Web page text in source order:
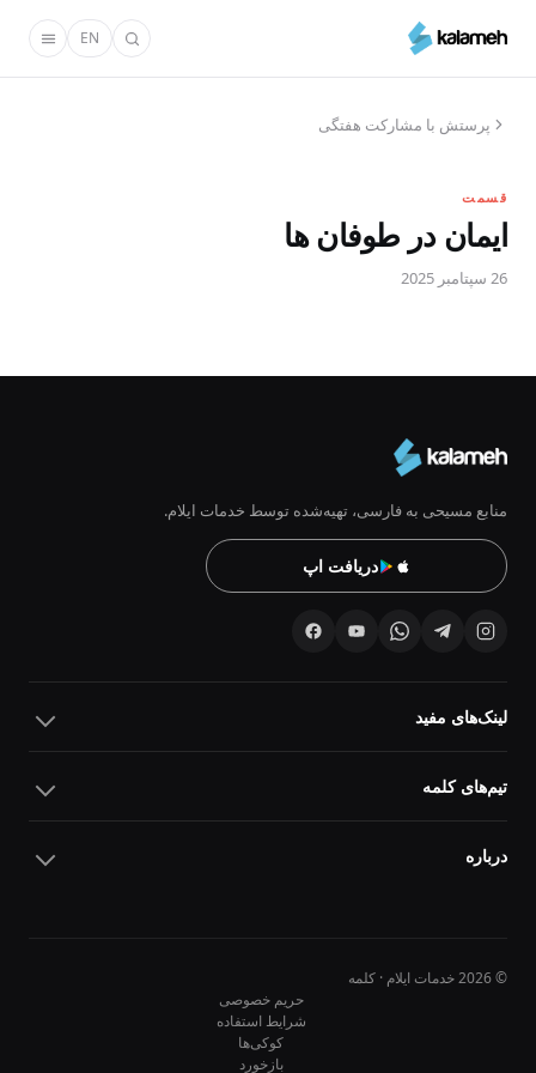
محتوای
EN
پرستش با مشارکت هفتگی
قسمت
ایمان در طوفان ها
26 سپتامبر 2025
منابع مسیحی به فارسی، تهیه‌شده توسط خدمات ایلام.
دریافت اپ
لینک‌های مفید
تیم‌های کلمه
درباره
© 2026 خدمات ایلام · کلمه
حریم خصوصی
شرایط استفاده
کوکی‌ها
بازخورد
10